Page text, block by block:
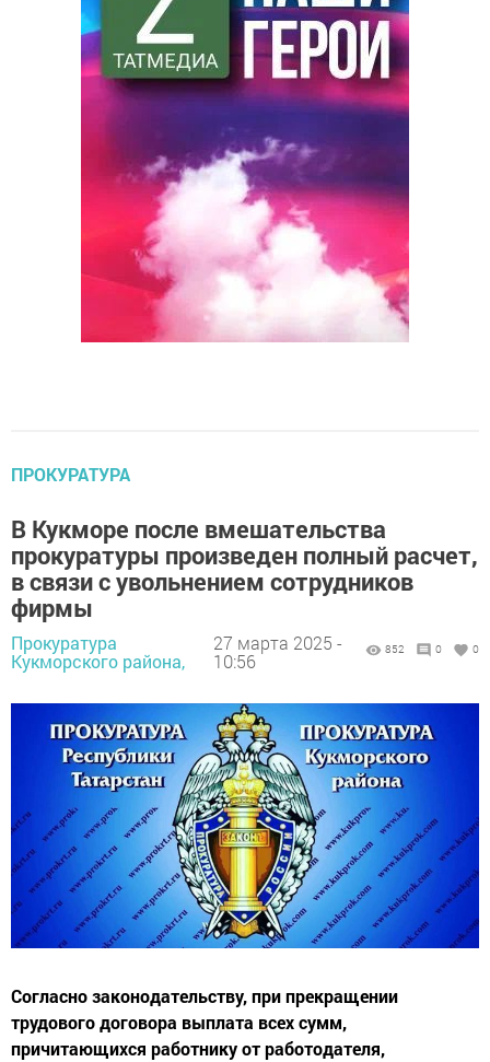
ПРОКУРАТУРА
В Кукморе после вмешательства
прокуратуры произведен полный расчет,
в связи с увольнением сотрудников
фирмы
Прокуратура
Кукморского района,
27 марта 2025 -
10:56
852 0 0
Согласно законодательству, при прекращении
трудового договора выплата всех сумм,
причитающихся работнику от работодателя,